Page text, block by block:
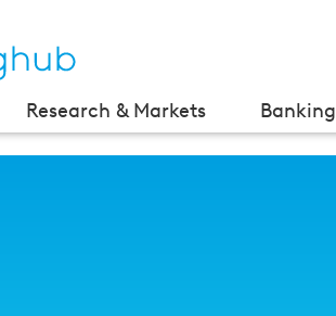
Research & Markets Banking